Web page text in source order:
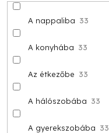
A nappaliba 33
A konyhába 33
Az étkezőbe 33
A hálószobába 33
A gyerekszobába 33